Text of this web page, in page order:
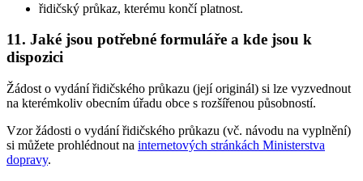
řidičský průkaz, kterému končí platnost.
11. Jaké jsou potřebné formuláře a kde jsou k
dispozici
Žádost o vydání řidičského průkazu (její originál) si lze vyzvednout
na kterémkoliv obecním úřadu obce s rozšířenou působností.
Vzor žádosti o vydání řidičského průkazu (vč. návodu na vyplnění)
si můžete prohlédnout na internetových stránkách Ministerstva
dopravy.